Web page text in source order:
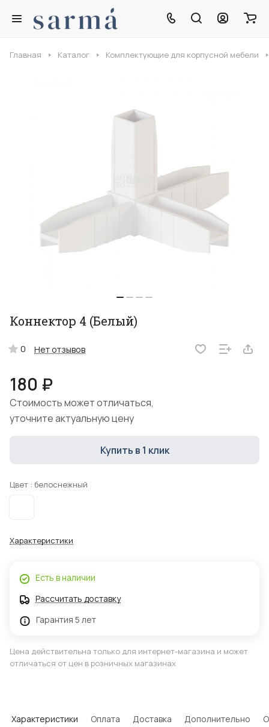
Главная Каталог Комплектующие для корпусной мебели
Коннектор 4 (Белый)
0 Нет отзывов
180 ₽
Стоимость может отличаться,
уточните актуальную цену
Купить в 1 клик
Цвет : белоснежный
Характеристики
Есть в наличии
Рассчитать доставку
Гарантия 5 лет
Цена действительна только для интернет-магазина и может
отличаться от цен в розничных магазинах
Характеристики Оплата Доставка Дополнительно